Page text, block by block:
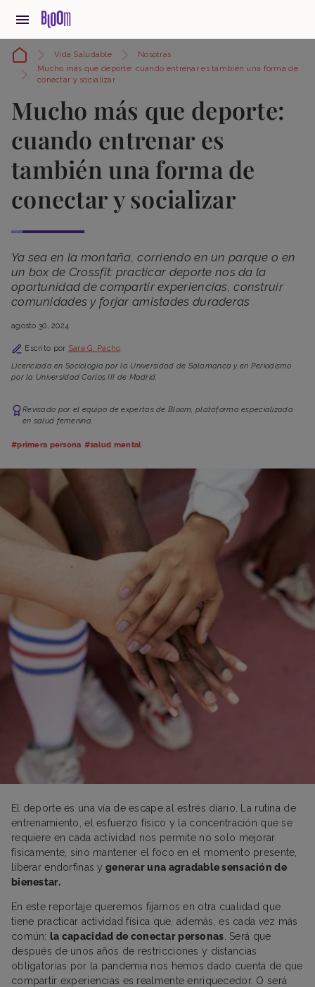
Vida Saludable
Nosotras
Mucho más que deporte: cuando entrenar es también una forma de
conectar y socializar
Mucho más que deporte:
cuando entrenar es
también una forma de
conectar y socializar
Ya sea en la montaña, corriendo en un parque o en
un box de Crossfit: practicar deporte nos da la
oportunidad de compartir experiencias, construir
comunidades y forjar amistades duraderas
agosto 30, 2024
Escrito por Sara G. Pacho
Licenciada en Sociología por la Universidad de Salamanca y en Periodismo
por la Universidad Carlos III de Madrid.
Revisado por el equipo de expertas de Bloom, plataforma especializada
en salud femenina.
#primera persona #salud mental
El deporte es una vía de escape al estrés diario. La rutina de
entrenamiento, el esfuerzo físico y la concentración que se
requiere en cada actividad nos permite no solo mejorar
físicamente, sino mantener el foco en el momento presente,
liberar endorfinas y generar una agradable sensación de
bienestar.
En este reportaje queremos fijarnos en otra cualidad que
tiene practicar actividad física que, además, es cada vez más
común: la capacidad de conectar personas . Será que
después de unos años de restricciones y distancias
obligatorias por la pandemia nos hemos dado cuenta de que
compartir experiencias es realmente enriquecedor. O será